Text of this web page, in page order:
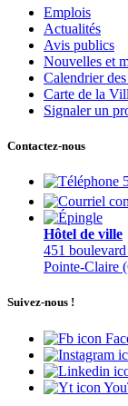
Emplois
Actualités
Avis publics
Nouvelles et
Calendrier
Carte de la
Signaler un
Contactez-nous
Hôtel de ville
451 boulevard
Pointe-Claire
Suivez-nous !